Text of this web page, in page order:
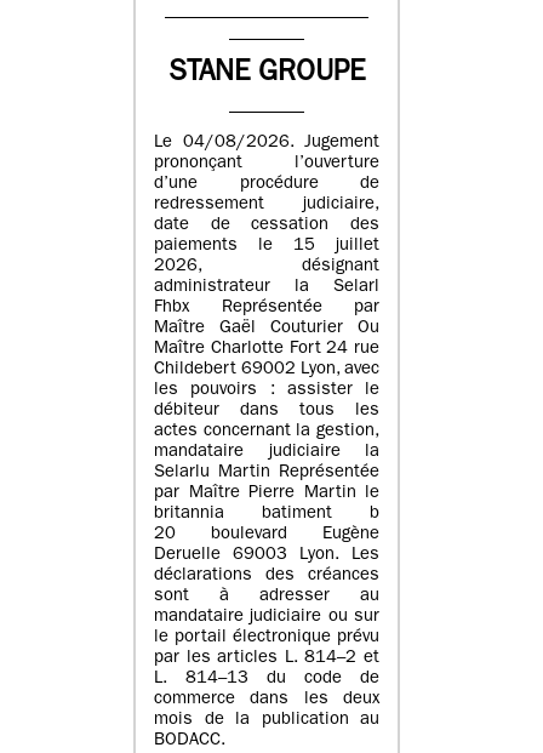
STANE GROUPE
Le 04/08/2026. Jugement
prononçant l’ouverture
d’une procédure de
redressement judiciaire,
date de cessation des
paiements le 15 juillet
2026, désignant
administrateur la Selarl
Fhbx Représentée par
Maître Gaël Couturier Ou
Maître Charlotte Fort 24 rue
Childebert 69002 Lyon, avec
les pouvoirs : assister le
débiteur dans tous les
actes concernant la gestion,
mandataire judiciaire la
Selarlu Martin Représentée
par Maître Pierre Martin le
britannia batiment b
20 boulevard Eugène
Deruelle 69003 Lyon. Les
déclarations des créances
sont à adresser au
mandataire judiciaire ou sur
le portail électronique prévu
par les articles L. 814–2 et
L. 814–13 du code de
commerce dans les deux
mois de la publication au
BODACC.